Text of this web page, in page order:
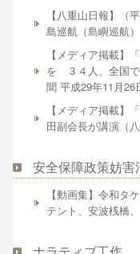
【八重山日報】（
島巡航（島嶼巡航
【メディア掲載】
を ３４人、全国で
聞 平成29年11月26
【メディア掲載】
田副会長が講演（
安全保障政策妨害
【動画集】令和タ
テント、安波桟橋